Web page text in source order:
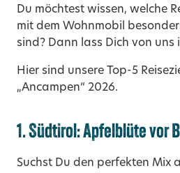
Du möchtest wissen, welche
mit dem Wohnmobil
sind? Dann lass Dich von uns
Hier sind unsere Top-5
„Ancampen“ 2026.
1. Südtirol: Apfelblüte vor
Suchst Du den perfekten Mix